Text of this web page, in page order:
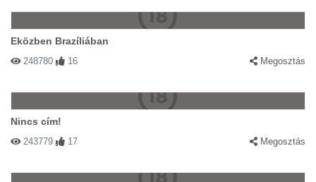
Eközben Brazíliában
248780 16 Megosztás
Nincs cím!
243779 17 Megosztás